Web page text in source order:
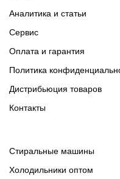
Аналитика и статьи
Сервис
Оплата и гарантия
Политика
Дистрибьюция товаров
Контакты
Cтиральные машины
Холодильники оптом